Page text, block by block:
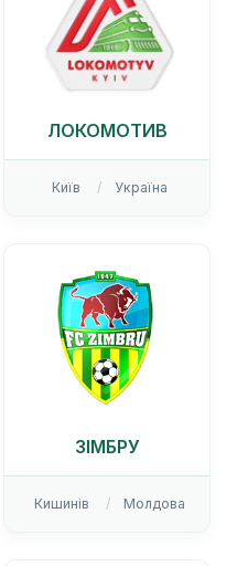
ЛОКОМОТИВ
Київ Україна
ЗІМБРУ
Кишинів Молдова